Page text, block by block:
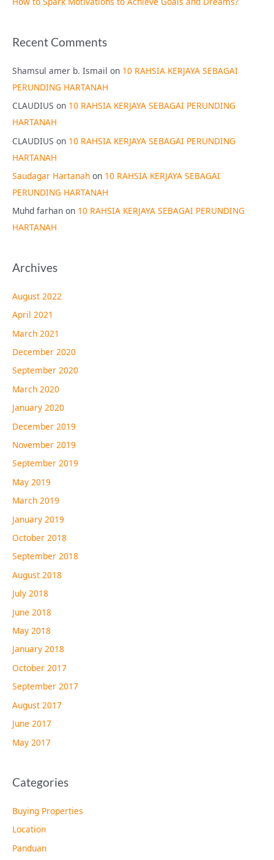
Recent Comments
Shamsul amer b. Ismail on 10 RAHSIA KERJAYA SEBAGAI
PERUNDING HARTANAH
CLAUDIUS on 10 RAHSIA KERJAYA SEBAGAI PERUNDING
HARTANAH
CLAUDIUS on 10 RAHSIA KERJAYA SEBAGAI PERUNDING
HARTANAH
Saudagar Hartanah on 10 RAHSIA KERJAYA SEBAGAI
PERUNDING HARTANAH
Muhd farhan on 10 RAHSIA KERJAYA SEBAGAI PERUNDING
HARTANAH
Archives
August 2022
April 2021
March 2021
December 2020
September 2020
March 2020
January 2020
December 2019
November 2019
September 2019
May 2019
March 2019
January 2019
October 2018
September 2018
August 2018
July 2018
June 2018
May 2018
January 2018
October 2017
September 2017
August 2017
June 2017
May 2017
Categories
Buying Properties
Location
Panduan